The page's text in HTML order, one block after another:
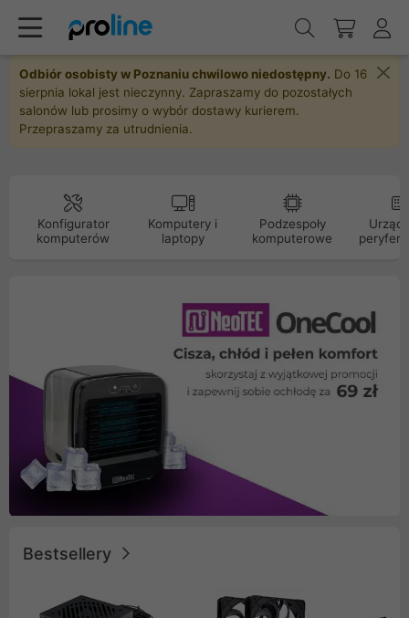
Odbiór osobisty w Poznaniu chwilowo niedostępny. Do 16
sierpnia lokal jest nieczynny. Zapraszamy do pozostałych
salonów lub prosimy o wybór dostawy kurierem.
Przepraszamy za utrudnienia.
Konfigurator
komputerów
Komputery i
laptopy
Podzespoły
komputerowe
Bestsellery